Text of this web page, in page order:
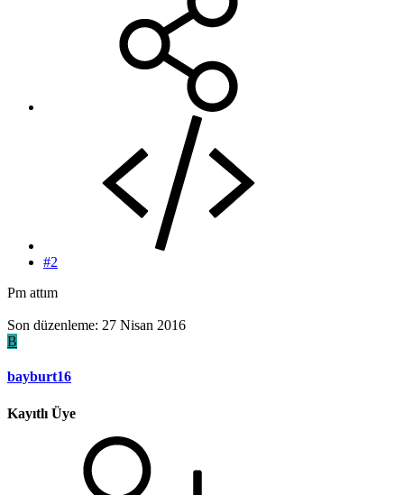
#2
Pm attım
Son düzenleme: 27 Nisan 2016
B
bayburt16
Kayıtlı Üye